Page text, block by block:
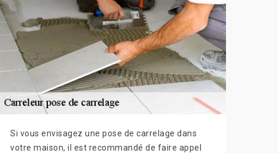
Si vous envisagez une pose de carrelage dans
votre maison, il est recommandé de faire appel